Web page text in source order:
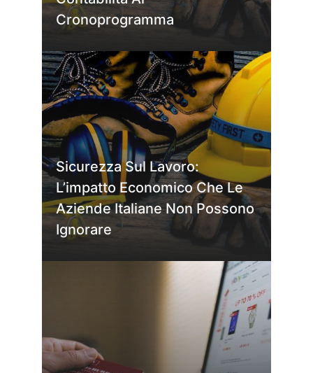
Cronoprogramma
Sicurezza Sul Lavoro:
L’impatto Economico Che Le
Aziende Italiane Non Possono
Ignorare